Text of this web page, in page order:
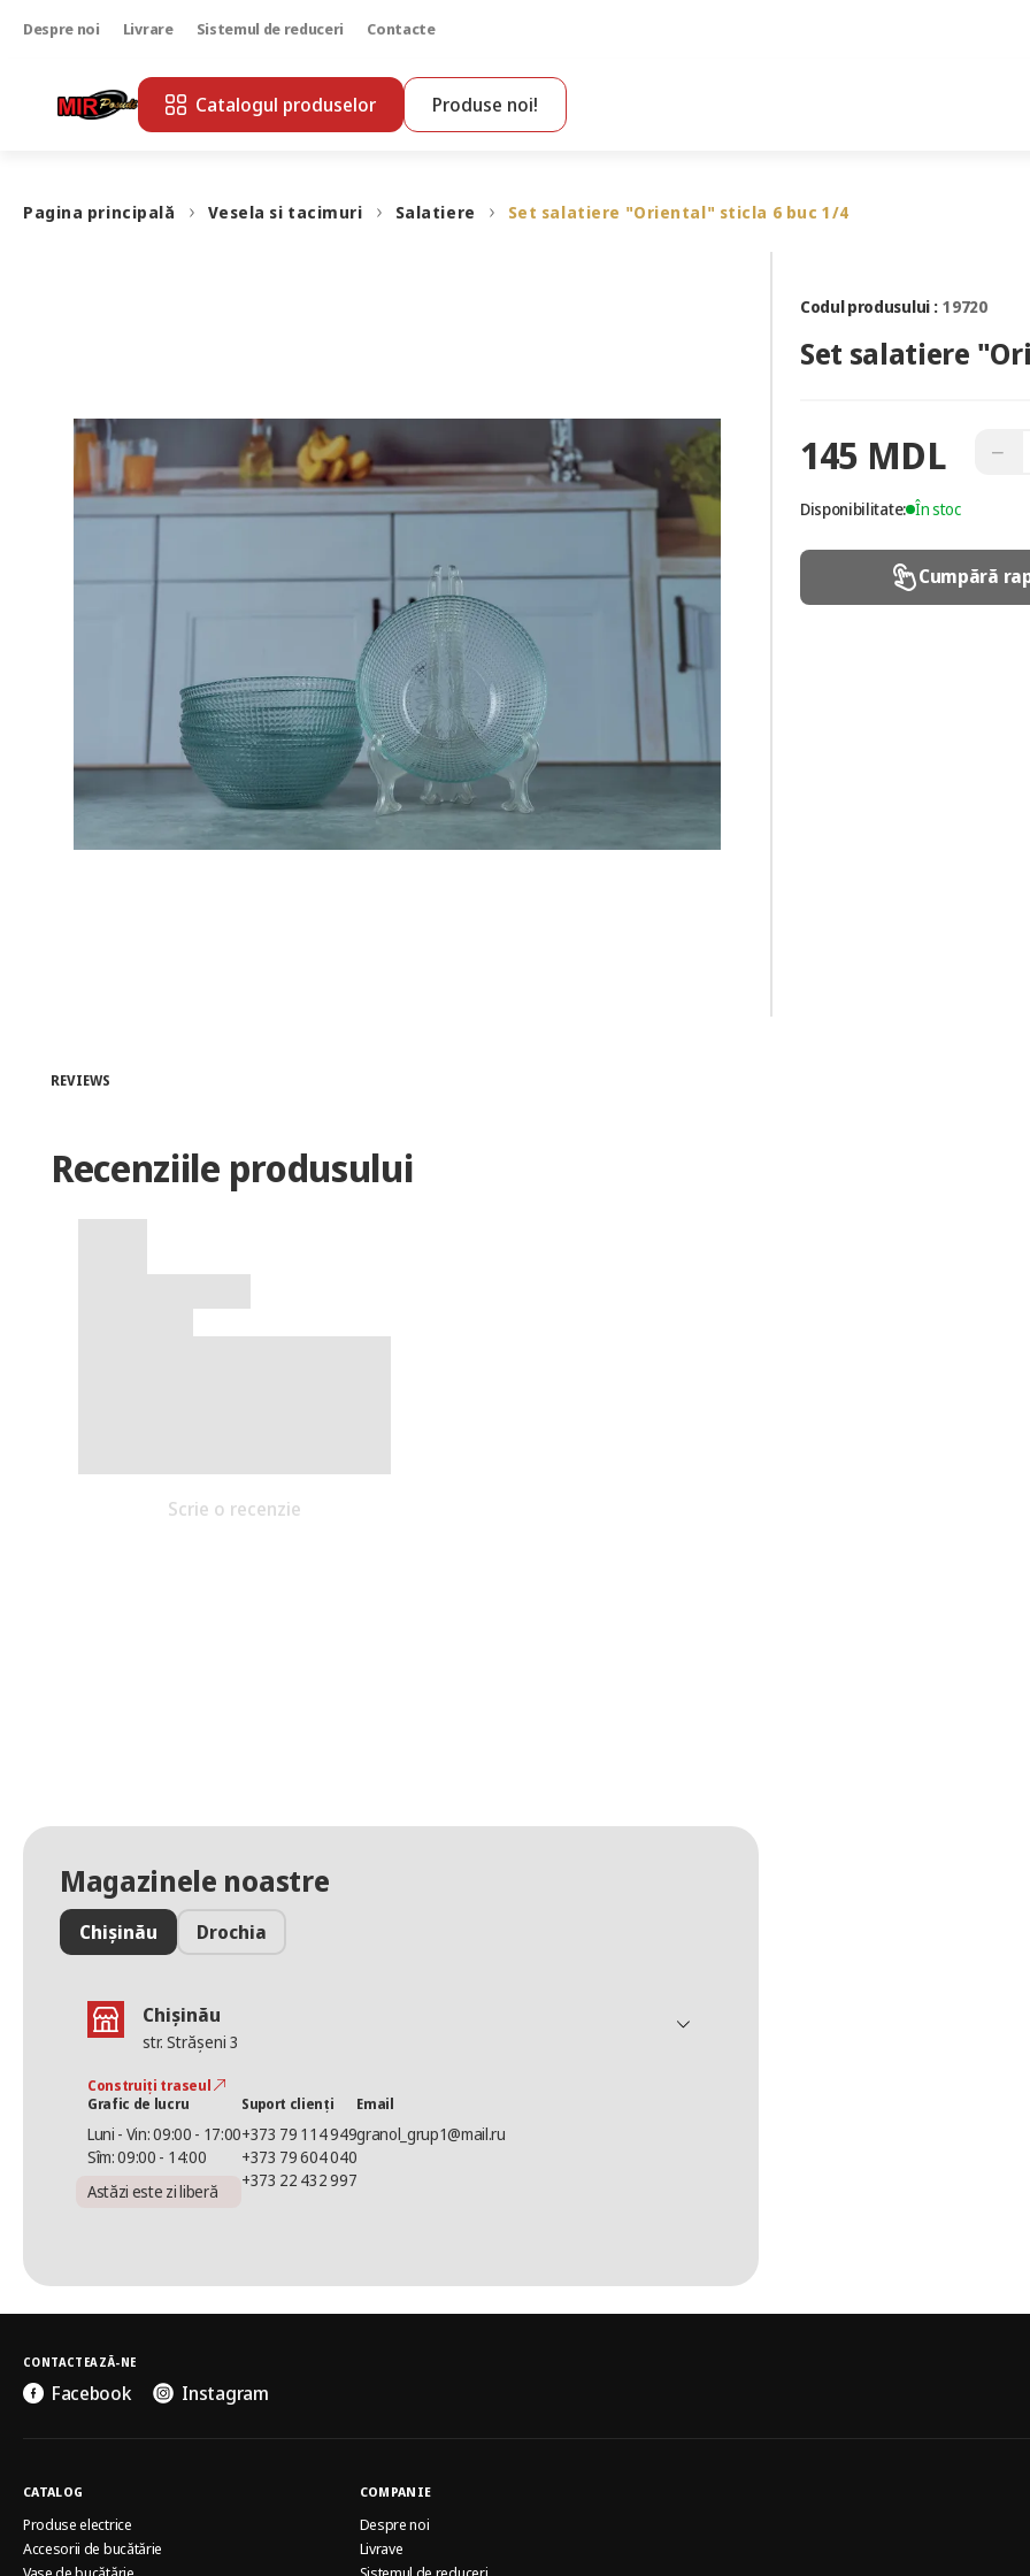
Despre noi Livrare Sistemul de reduceri Contacte
Catalogul produselor Produse noi!
Pagina principală Vesela si tacimuri Salatiere Set salatiere "Oriental" sticla 6 buc 1/4
Codul produsului : 19720
Set salatiere
145 MDL −
Disponibilitate: În stoc
Cumpără
REVIEWS
Recenziile produsului
Scrie o recenzie
Magazinele noastre
Chișinău Drochia
Chișinău
str. Strășeni 3
Construiți traseul
Grafic de lucru
Luni - Vin: 09:00 - 17:00
Sîm: 09:00 - 14:00
Astăzi este zi liberă
Suport clienți
+373 79 114 949
+373 79 604 040
+373 22 432 997
Email
granol_grup1@mail.ru
CONTACTEAZĂ-NE
Facebook Instagram
CATALOG
Produse electrice
Accesorii de bucătărie
COMPANIE
Despre noi
Livrave